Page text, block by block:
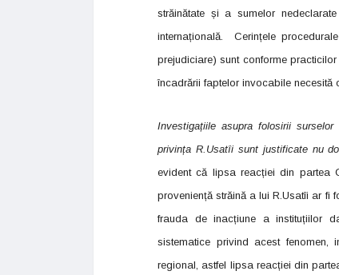
străinătate și a sumelor
internațională. Cerințele
prejudiciare) sunt conforme
încadrării faptelor invocabile necesită
Investigațiile asupra folosirii
privința R.Usatîi sunt justificate nu
evident că lipsa reacției din partea
proveniență străină a lui R.Usatîi ar fi
frauda de inacțiune a instituțiilor
sistematice privind acest
regional, astfel lipsa reacției din